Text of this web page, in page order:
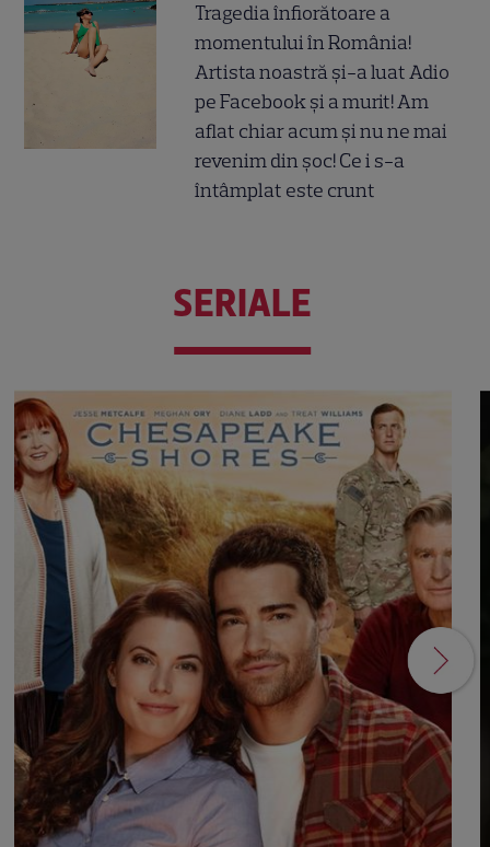
Tragedia înfiorătoare a
momentului în România!
Artista noastră și-a luat Adio
pe Facebook și a murit! Am
aflat chiar acum și nu ne mai
revenim din șoc! Ce i s-a
întâmplat este crunt
SERIALE